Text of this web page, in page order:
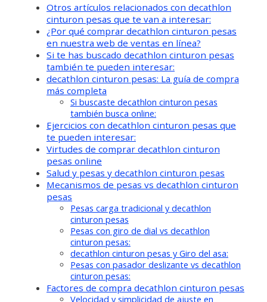
Otros artículos relacionados con decathlon
cinturon pesas que te van a interesar:
¿Por qué comprar decathlon cinturon pesas
en nuestra web de ventas en línea?
Si te has buscado decathlon cinturon pesas
también te pueden interesar:
decathlon cinturon pesas: La guía de compra
más completa
Si buscaste decathlon cinturon pesas
también busca online:
Ejercicios con decathlon cinturon pesas que
te pueden interesar:
Virtudes de comprar decathlon cinturon
pesas online
Salud y pesas y decathlon cinturon pesas
Mecanismos de pesas vs decathlon cinturon
pesas
Pesas carga tradicional y decathlon
cinturon pesas
Pesas con giro de dial vs decathlon
cinturon pesas:
decathlon cinturon pesas y Giro del asa:
Pesas con pasador deslizante vs decathlon
cinturon pesas:
Factores de compra decathlon cinturon pesas
Velocidad y simplicidad de ajuste en